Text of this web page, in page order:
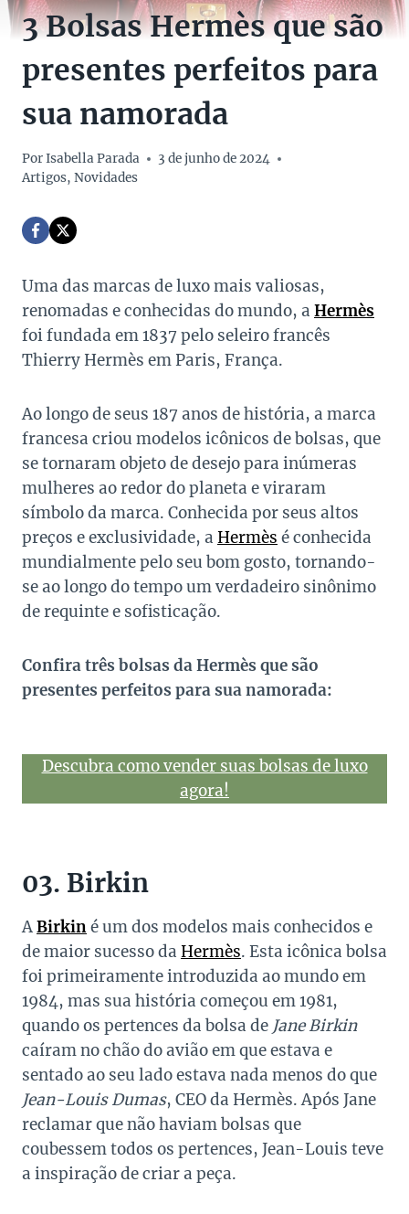
3 Bolsas Hermès que são
presentes perfeitos para
sua namorada
PorIsabella Parada
3 de junho de 2024
Artigos, Novidades
Uma das marcas de luxo mais valiosas,
renomadas e conhecidas do mundo, a Hermès
foi fundada em 1837 pelo seleiro francês
Thierry Hermès em Paris, França.
Ao longo de seus 187 anos de história, a marca
francesa criou modelos icônicos de bolsas, que
se tornaram objeto de desejo para inúmeras
mulheres ao redor do planeta e viraram
símbolo da marca. Conhecida por seus altos
preços e exclusividade, a Hermès é conhecida
mundialmente pelo seu bom gosto, tornando-
se ao longo do tempo um verdadeiro sinônimo
de requinte e sofisticação.
Confira três bolsas da Hermès que são
presentes perfeitos para sua namorada:
Descubra como vender suas bolsas de luxo
agora!
03. Birkin
ABirkiné um dos modelos mais conhecidos e
de maior sucesso da Hermès. Esta icônica bolsa
foi primeiramente introduzida ao mundo em
1984, mas sua história começou em 1981,
quando os pertences da bolsa de Jane Birkin
caíram no chão do avião em que estava e
sentado ao seu lado estava nada menos do que
Jean-Louis Dumas, CEO da Hermès. Após Jane
reclamar que não haviam bolsas que
coubessem todos os pertences, Jean-Louis teve
a inspiração de criar a peça.